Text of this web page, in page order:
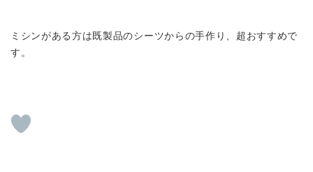
ミシンがある方は既製品のシーツからの手作り、超おすすめで
す。